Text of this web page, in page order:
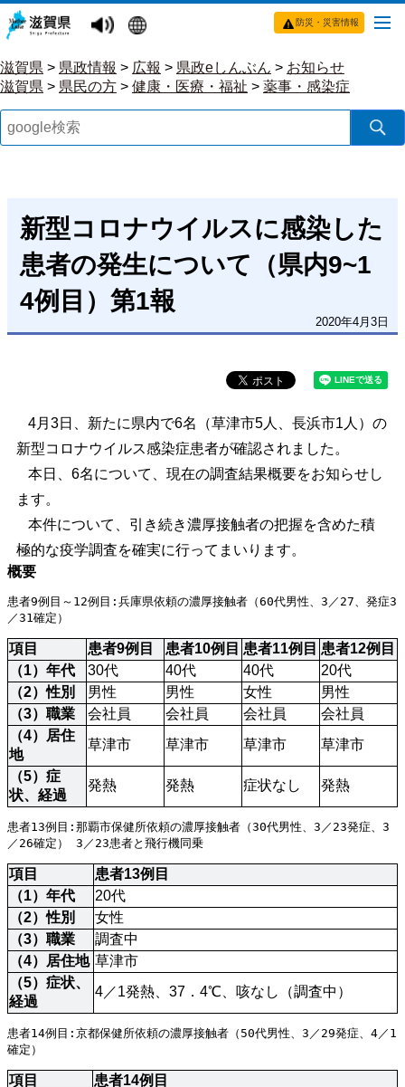
防災・災害情報
滋賀県 > 県政情報 > 広報 > 県政eしんぶん > お知らせ
滋賀県 > 県民の方 > 健康・医療・福祉 > 薬事・感染症
新型コロナウイルスに感染した
患者の発生について（県内9~1
4例目）第1報
2020年4月3日
4月3日、 新たに県内で6名（草津市5人、長浜市1人）の
新型コロナウイルス感染症患者が確認されました。
本日、6名について、現在の調査結果概要をお知らせし
ます。
本件について、引き続き濃厚接触者の把握を含めた積
極的な疫学調査を確実に行ってまいります。
概要
患者9例目～12例目:兵庫県依頼の濃厚接触者（60代男性、3／27、発症3
／31確定）
項目 患者9例目 患者10例目 患者11例目 患者12例目
（1）年代
30代 40代 40代
20代
（2）性別
男性 男性 女性
男性
（3）職業
会社員 会社員 会社員
会社員
（4）居住
地
草津市 草津市 草津市 草津市
（5）症
状、経過
発熱 発熱 症状なし 発熱
患者13例目:那覇市保健所依頼の濃厚接触者（30代男性、3／23発症、3
／26確定） 3／23患者と飛行機同乗
項目
患者13例目
（1）年代
20代
（2）性別
女性
（3）職業
調査中
（4）居住地 草津市
（5）症状、
経過
4／1発熱、37．4℃、咳なし（調査中）
患者14例目:京都保健所依頼の濃厚接触者（50代男性、3／29発症、4／1
確定）
項目
患者14例目